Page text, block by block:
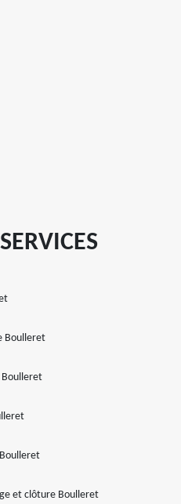
Boulleret
Boulleret
et clôture Boulleret